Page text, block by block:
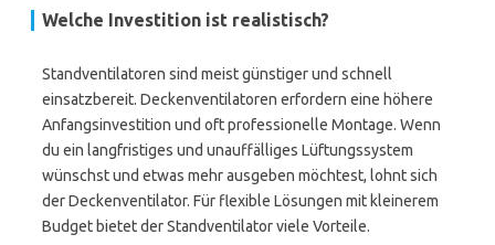
Welche Investition ist realistisch?
Standventilatoren sind meist günstiger und schnell
einsatzbereit. Deckenventilatoren erfordern eine höhere
Anfangsinvestition und oft professionelle Montage. Wenn
du ein langfristiges und unauffälliges Lüftungssystem
wünschst und etwas mehr ausgeben möchtest, lohnt sich
der Deckenventilator. Für flexible Lösungen mit kleinerem
Budget bietet der Standventilator viele Vorteile.